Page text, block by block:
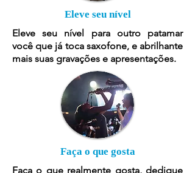
Eleve seu nível
Eleve seu nível para outro patamar
você que já toca saxofone, e abrilhante
mais suas gravações e apresentações.
Faça o que gosta
Faça o que realmente gosta, dedique